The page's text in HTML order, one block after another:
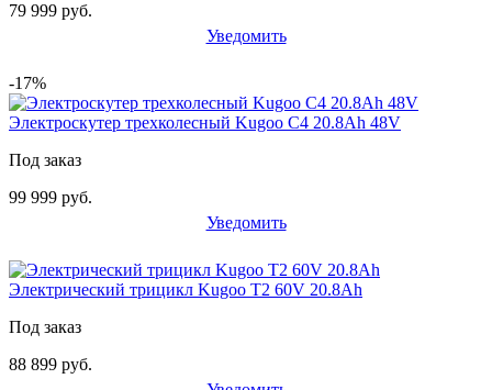
79 999 руб.
Уведомить
-17%
Электроскутер трехколесный Kugoo C4 20.8Ah 48V
Под заказ
99 999 руб.
Уведомить
Электрический трицикл Kugoo T2 60V 20.8Ah
Под заказ
88 899 руб.